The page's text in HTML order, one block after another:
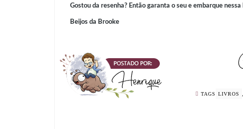
Gostou da resenha? Então garanta o seu e embarque
Beijos da Brooke
TAGS LIVROS ,